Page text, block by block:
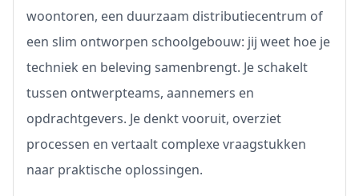
woontoren, een duurzaam distributiecentrum of
een slim ontworpen schoolgebouw: jij weet hoe je
techniek en beleving samenbrengt. Je schakelt
tussen ontwerpteams, aannemers en
opdrachtgevers. Je denkt vooruit, overziet
processen en vertaalt complexe vraagstukken
naar praktische oplossingen.